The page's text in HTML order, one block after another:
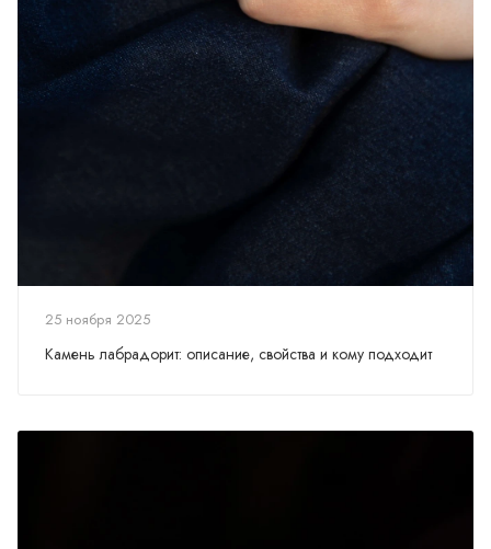
25 ноября 2025
Камень лабрадорит: описание, свойства и кому подходит